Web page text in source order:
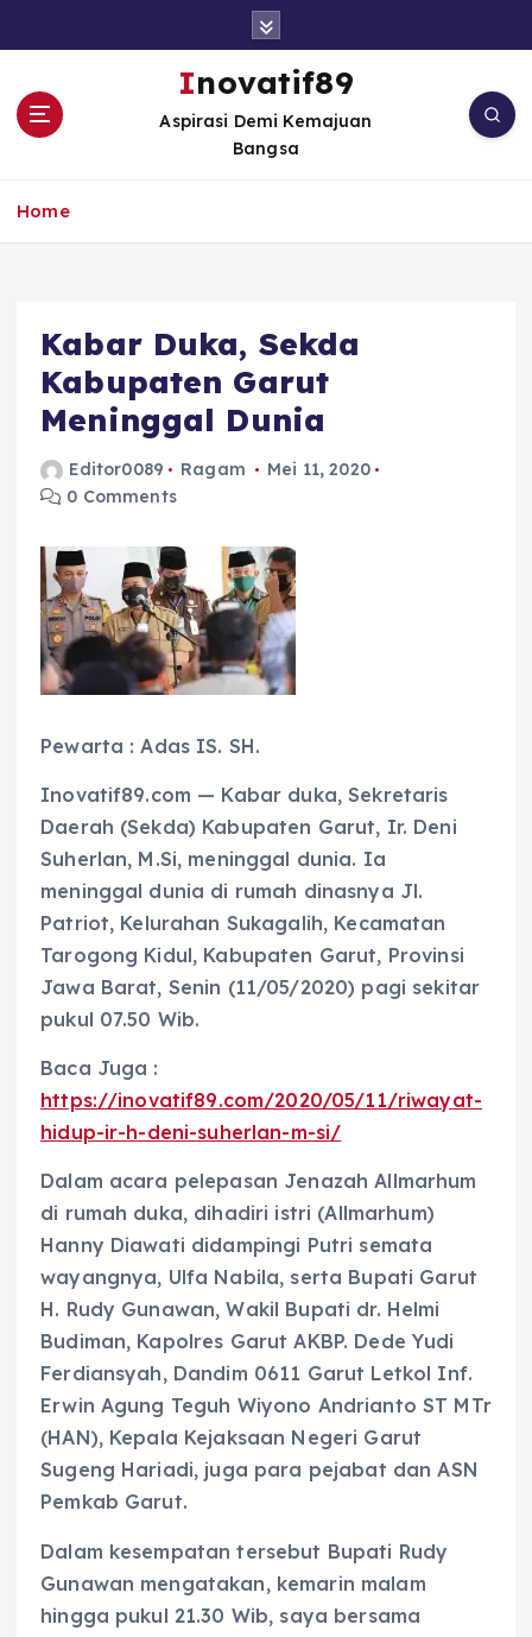
Inovatif89
Aspirasi Demi Kemajuan
Bangsa
Home
Kabar Duka, Sekda
Kabupaten Garut
Meninggal Dunia
Editor0089 Ragam
Mei 11, 2020
0 Comments
Pewarta : Adas IS. SH.
Inovatif89.com — Kabar duka, Sekretaris
Daerah (Sekda) Kabupaten Garut, Ir. Deni
Suherlan, M.Si, meninggal dunia. Ia
meninggal dunia di rumah dinasnya Jl.
Patriot, Kelurahan Sukagalih, Kecamatan
Tarogong Kidul, Kabupaten Garut, Provinsi
Jawa Barat, Senin (11/05/2020) pagi sekitar
pukul 07.50 Wib.
Baca Juga :
https://inovatif89.com/2020/05/11/riwayat-
hidup-ir-h-deni-suherlan-m-si/
Dalam acara pelepasan Jenazah Allmarhum
di rumah duka, dihadiri istri (Allmarhum)
Hanny Diawati didampingi Putri semata
wayangnya, Ulfa Nabila, serta Bupati Garut
H. Rudy Gunawan, Wakil Bupati dr. Helmi
Budiman, Kapolres Garut AKBP. Dede Yudi
Ferdiansyah, Dandim 0611 Garut Letkol Inf.
Erwin Agung Teguh Wiyono Andrianto ST MTr
(HAN), Kepala Kejaksaan Negeri Garut
Sugeng Hariadi, juga para pejabat dan ASN
Pemkab Garut.
Dalam kesempatan tersebut Bupati Rudy
Gunawan mengatakan, kemarin malam
hingga pukul 21.30 Wib, saya bersama